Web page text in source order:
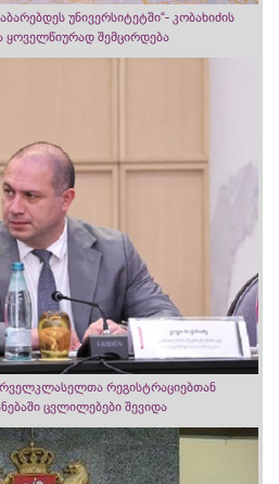
უნივერსიტეტში“- კობახიძის
შემცირდება
რეგისტრაციებთან
ცვლილებები შევიდა